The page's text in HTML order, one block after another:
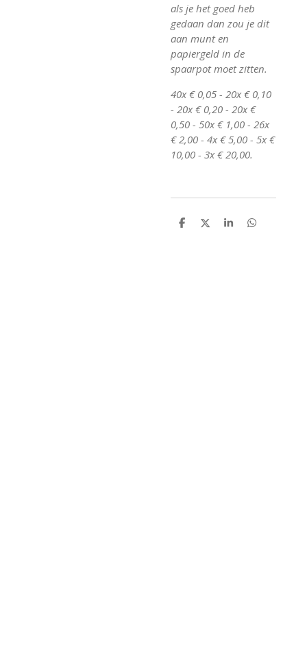
als je het goed heb
gedaan dan zou je dit
aan munt en
papiergeld in de
spaarpot moet zitten.
40x € 0,05 - 20x € 0,10
- 20x € 0,20 - 20x €
0,50 - 50x € 1,00 - 26x
€ 2,00 - 4x € 5,00 - 5x €
10,00 - 3x € 20,00.
D
D
S
D